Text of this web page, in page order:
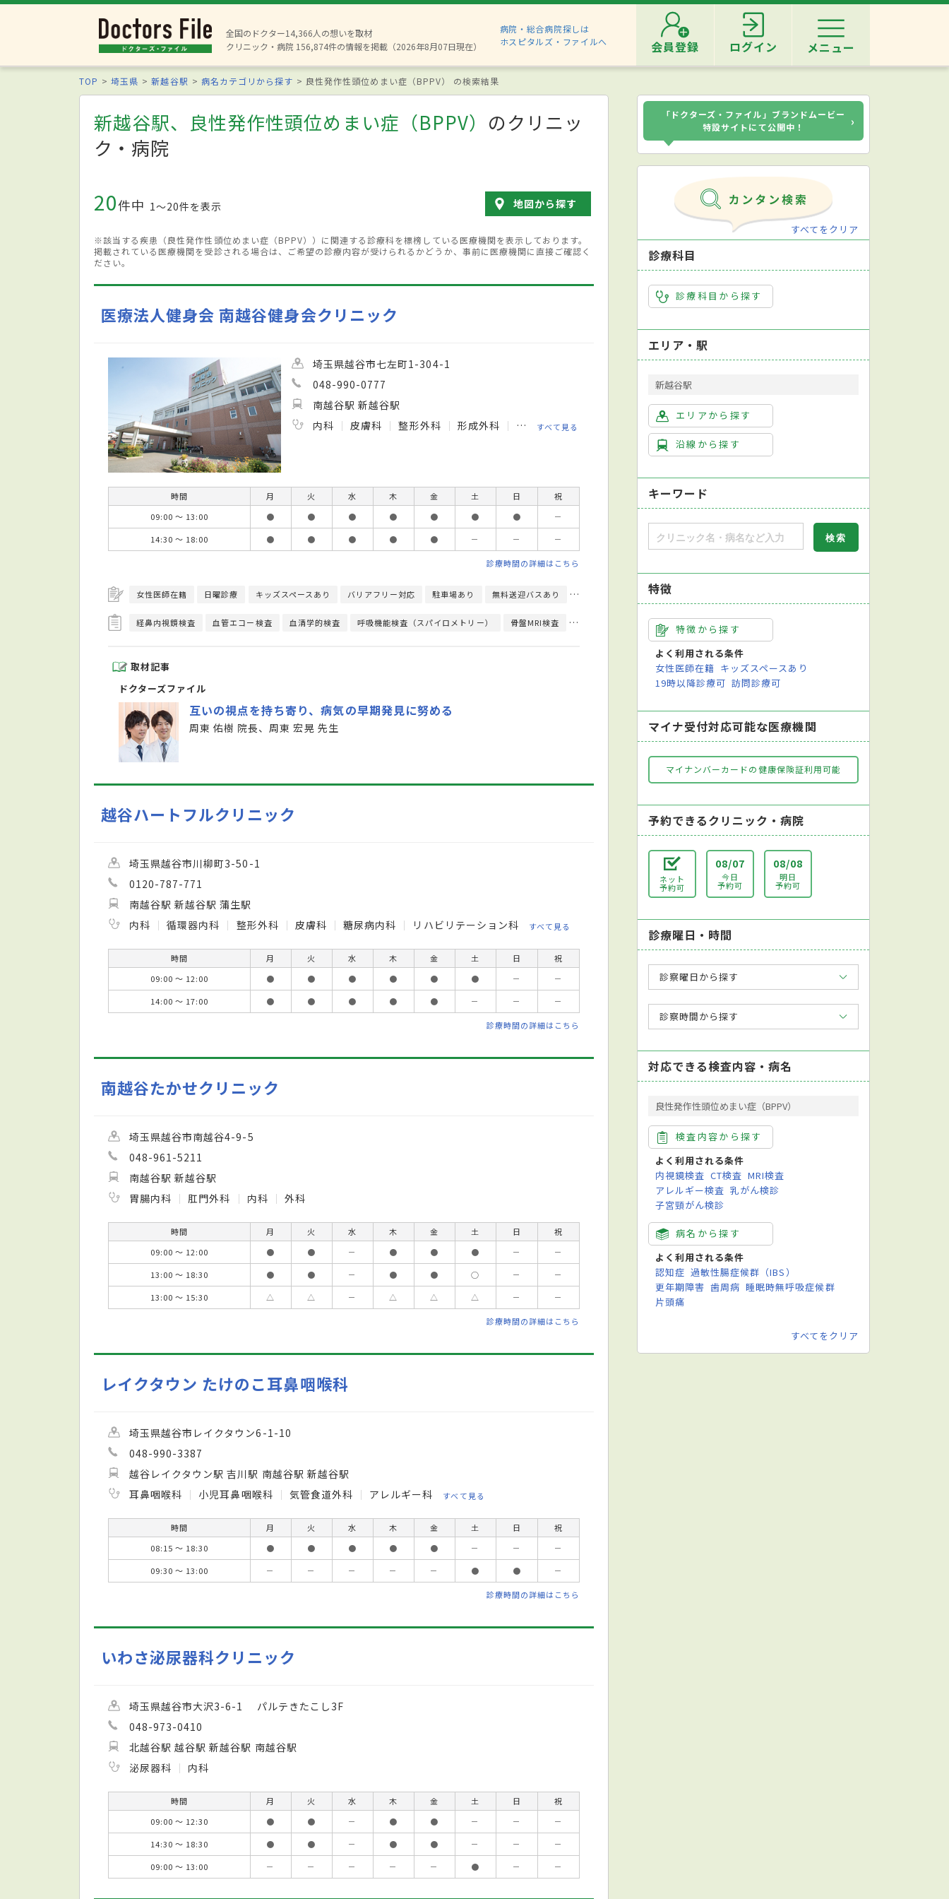
全国のドクター14,366人の想いを取材
クリニック・病院 156,874件の情報を掲載（2026年8月07日現在）
病院・総合病院探しは
ホスピタルズ・ファイルへ
会員登録 ログイン メニュー
TOP 埼玉県 新越谷駅 病名カテゴリから探す 良性発作性頭位めまい症（BPPV） の検索結果
新越谷駅、良性発作性頭位めまい症（BPPV） のクリニッ
ク・病院
20件中 1〜20件を表示 地図から探す
※該当する疾患（良性発作性頭位めまい症（BPPV））に関連する診療科を標榜している医療機関を表示しております。
掲載されている医療機関を受診される場合は、ご希望の診療内容が受けられるかどうか、事前に医療機関に直接ご確認く
ださい。
医療法人健身会 南越谷健身会クリニック
埼玉県越谷市七左町1-304-1
048-990-0777
南越谷駅 新越谷駅
内科
皮膚科 整形外科 形成外科 婦人科 糖尿病・代謝内科 内分泌内科 呼吸器内科
すべて見る
時間 月 火 水 木 金 土 日
祝
09:00 ～ 13:00
● ● ● ● ● ● ●
－
14:30 ～ 18:00
● ● ● ● ● － － －
診療時間の詳細はこちら
女性医師在籍 日曜診療 キッズスペースあり バリアフリー対応 駐車場あり 無料送迎バスあり 予約可 エレベーターあり
経鼻内視鏡検査 血管エコー検査 血清学的検査 呼吸機能検査（スパイロメトリー） 骨盤MRI検査 骨密度検査 骨量測定 細菌検査 子宮がん検診
取材記事
ドクターズファイル
互いの視点を持ち寄り、病気の早期発見に努める
周東 佑樹 院長、周東 宏晃 先生
越谷ハートフルクリニック
埼玉県越谷市川柳町3-50-1
0120-787-771
南越谷駅 新越谷駅 蒲生駅
内科
循環器内科 整形外科 皮膚科 糖尿病内科 リハビリテーション科 すべて見る
時間 月 火 水 木 金 土 日
祝
09:00 ～ 12:00
● ● ● ● ● ● －
－
14:00 ～ 17:00
● ● ● ● ● － － －
診療時間の詳細はこちら
南越谷たかせクリニック
埼玉県越谷市南越谷4-9-5
048-961-5211
南越谷駅 新越谷駅
胃腸内科
肛門外科 内科 外科
時間 月 火 水 木 金 土 日
祝
09:00 ～ 12:00
● ● － ● ● ● －
－
13:00 ～ 18:30
● ● － ● ● ○ －
－
13:00 ～ 15:30
△ △ － △ △ △ － －
診療時間の詳細はこちら
レイクタウン たけのこ耳鼻咽喉科
埼玉県越谷市レイクタウン6-1-10
048-990-3387
越谷レイクタウン駅 吉川駅 南越谷駅 新越谷駅
耳鼻咽喉科
小児耳鼻咽喉科 気管食道外科 アレルギー科 すべて見る
時間 月 火 水 木 金 土 日
祝
08:15 ～ 18:30
● ● ● ● ● － －
－
09:30 ～ 13:00
－ － － － － ● ● －
診療時間の詳細はこちら
いわさ泌尿器科クリニック
埼玉県越谷市大沢3-6-1 パルテきたこし3F
048-973-0410
北越谷駅 越谷駅 新越谷駅 南越谷駅
泌尿器科
内科
時間 月 火 水 木 金 土 日
祝
09:00 ～ 12:30
● ● － ● ● － －
－
14:30 ～ 18:30
● ● － ● ● － －
－
09:00 ～ 13:00
－ － － － － ● － －
「ドクターズ・ファイル」ブランドムービー
特設サイトにて公開中！
›
すべてをクリア
診療科目
診療科目から探す
エリア・駅
新越谷駅
エリアから探す
沿線から探す
キーワード
特徴
特徴から探す
よく利用される条件
女性医師在籍 キッズスペースあり
19時以降診療可 訪問診療可
マイナ受付対応可能な医療機関
マイナンバーカードの健康保険証利用可能
予約できるクリニック・病院
ネット
予約可
08/07
今日
予約可
08/08
明日
予約可
診療曜日・時間
診察曜日から探す
診察時間から探す
対応できる検査内容・病名
良性発作性頭位めまい症（BPPV）
検査内容から探す
よく利用される条件
内視鏡検査 CT検査 MRI検査
アレルギー検査 乳がん検診
子宮頸がん検診
病名から探す
よく利用される条件
認知症 過敏性腸症候群（IBS）
更年期障害 歯周病 睡眠時無呼吸症候群
片頭痛
すべてをクリア